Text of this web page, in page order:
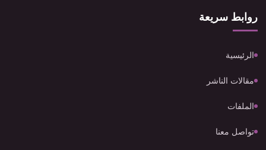
روابط سريعة
الرئيسية
مقالات الناشر
الملفات
تواصل معنا